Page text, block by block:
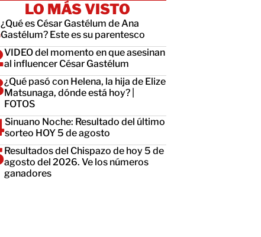
LO MÁS VISTO
¿Qué es César Gastélum de Ana
Gastélum? Este es su parentesco
VIDEO del momento en que asesinan
al influencer César Gastélum
¿Qué pasó con Helena, la hija de Elize
Matsunaga, dónde está hoy? |
FOTOS
Sinuano Noche: Resultado del último
sorteo HOY 5 de agosto
Resultados del Chispazo de hoy 5 de
agosto del 2026. Ve los números
ganadores